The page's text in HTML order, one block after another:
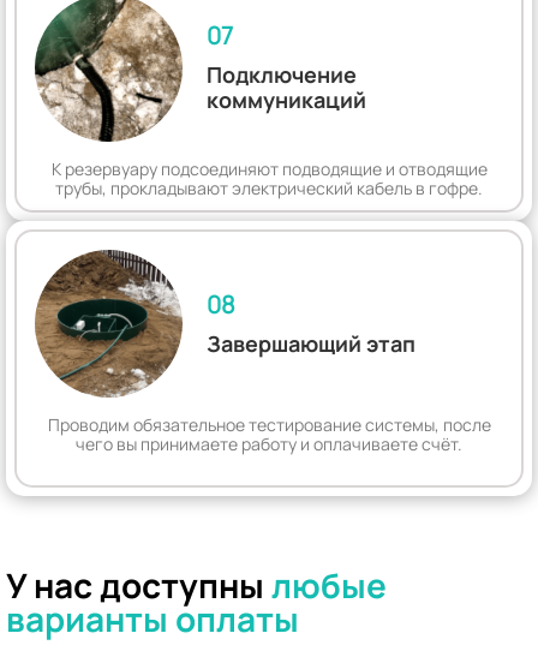
07
Подключение
коммуникаций
К резервуару подсоединяют подводящие и отводящие
трубы, прокладывают электрический кабель в гофре.
08
Завершающий этап
Проводим обязательное тестирование системы, после
чего вы принимаете работу и оплачиваете счёт.
У нас доступны любые
варианты оплаты